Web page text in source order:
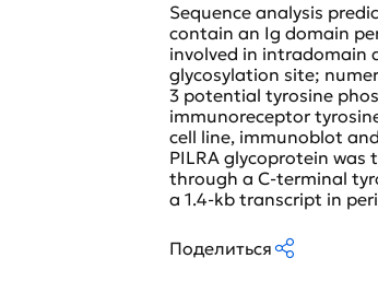
Sequence analysis
contain an Ig domain
involved in intradomain
glycosylation site;
3 potential tyrosine
immunoreceptor
cell line, immunoblot
PILRA glycoprotein
through a C-terminal
a 1.4-kb transcript in
Поделиться